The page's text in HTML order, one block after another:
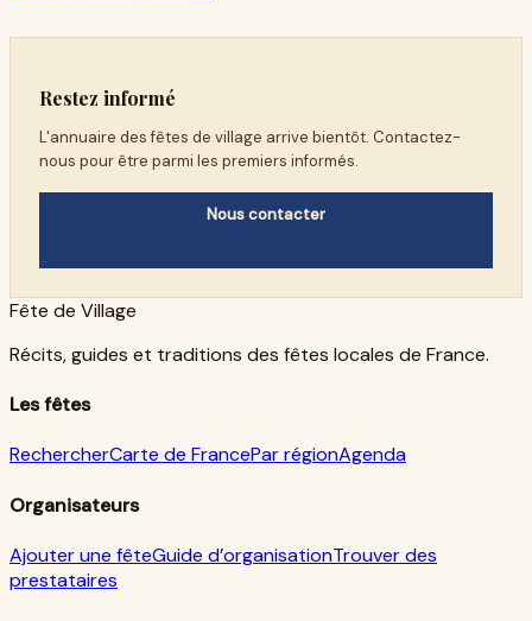
Restez informé
L'annuaire des fêtes de village arrive bientôt. Contactez-
nous pour être parmi les premiers informés.
Nous contacter
Fête de Village
Récits, guides et traditions des fêtes locales de France.
Les fêtes
RechercherCarte de FrancePar régionAgenda
Organisateurs
Ajouter une fêteGuide d’organisationTrouver des
prestataires